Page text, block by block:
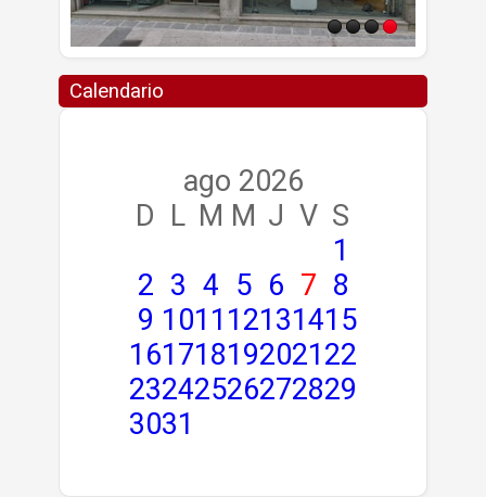
Calendario
ago 2026
D L M M J V S
1
2 3 4 5 6 7 8
9 1011 12131415
16171819202122
23242526272829
3031